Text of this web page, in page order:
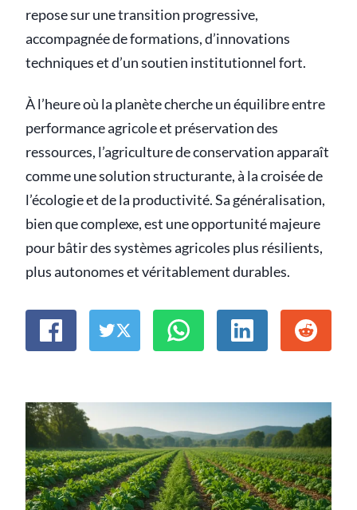
repose sur une transition progressive,
accompagnée de formations, d’innovations
techniques et d’un soutien institutionnel fort.
À l’heure où la planète cherche un équilibre entre
performance agricole et préservation des
ressources, l’agriculture de conservation apparaît
comme une solution structurante, à la croisée de
l’écologie et de la productivité. Sa généralisation,
bien que complexe, est une opportunité majeure
pour bâtir des systèmes agricoles plus résilients,
plus autonomes et véritablement durables.